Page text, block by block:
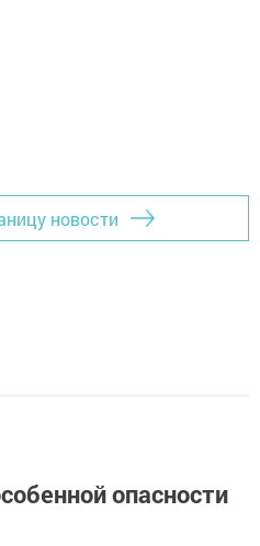
новости
опасности